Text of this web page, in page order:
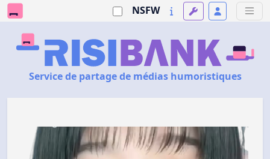
NSFW
Service de partage de médias humoristiques